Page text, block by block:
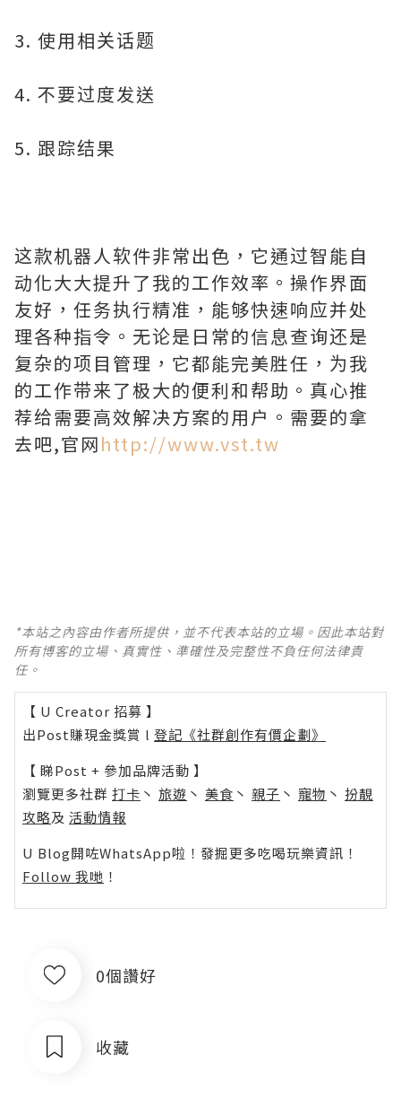
3. 使用相关话题
4. 不要过度发送
5. 跟踪结果
这款机器人软件非常出色，它通过智能自
动化大大提升了我的工作效率。操作界面
友好，任务执行精准，能够快速响应并处
理各种指令。无论是日常的信息查询还是
复杂的项目管理，它都能完美胜任，为我
的工作带来了极大的便利和帮助。真心推
荐给需要高效解决方案的用户。需要的拿
去吧,官网http://www.vst.tw
*本站之內容由作者所提供，並不代表本站的立場。因此本站對
所有博客的立場、真實性、準確性及完整性不負任何法律責
任。
【 U Creator 招募 】
出Post賺現金獎賞 l 登記《社群創作有價企劃》
【 睇Post + 參加品牌活動 】
瀏覽更多社群 打卡 丶 旅遊 丶 美食 丶 親子 丶 寵物 丶 扮靚
攻略及 活動情報
U Blog開咗WhatsApp啦！發掘更多吃喝玩樂資訊！
Follow 我哋 ！
0個讚好
收藏